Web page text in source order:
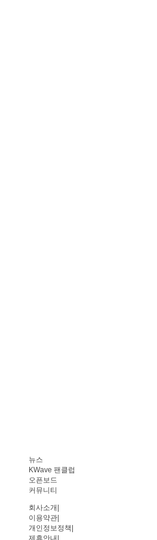
뉴스
KWave 팬클럽
오픈보드
커뮤니티
회사소개
이용약관
개인정보정책
제휴안내